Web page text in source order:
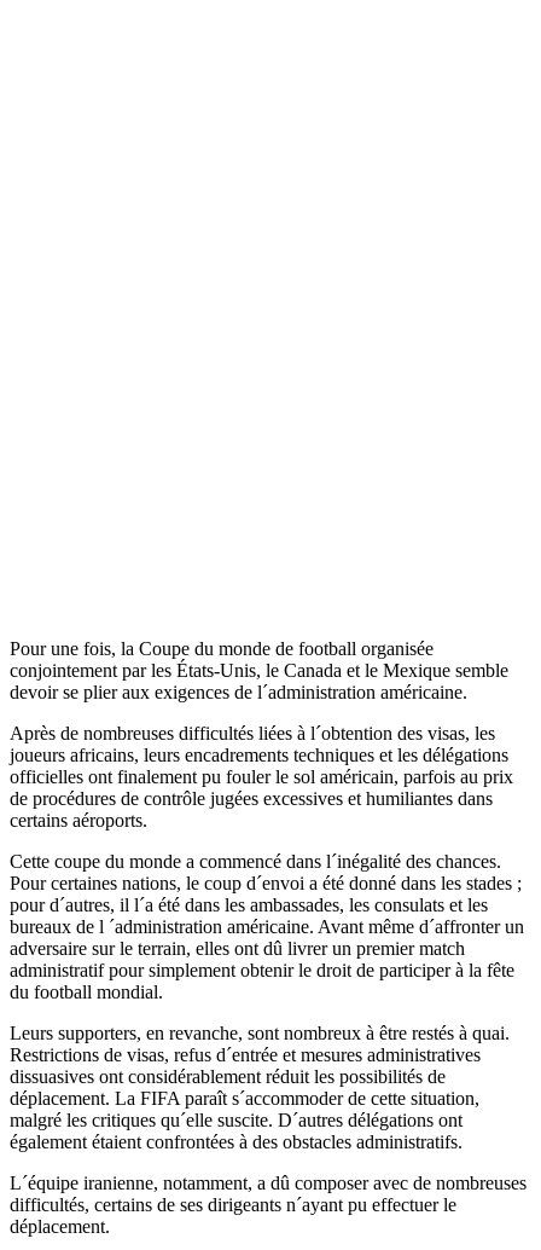
Pour une fois, la Coupe du monde de football organisée
conjointement par les États-Unis, le Canada et le Mexique semble
devoir se plier aux exigences de l´administration américaine.
Après de nombreuses difficultés liées à l´obtention des visas, les
joueurs africains, leurs encadrements techniques et les délégations
officielles ont finalement pu fouler le sol américain, parfois au prix
de procédures de contrôle jugées excessives et humiliantes dans
certains aéroports.
Cette coupe du monde a commencé dans l´inégalité des chances.
Pour certaines nations, le coup d´envoi a été donné dans les stades ;
pour d´autres, il l´a été dans les ambassades, les consulats et les
bureaux de l ´administration américaine. Avant même d´affronter un
adversaire sur le terrain, elles ont dû livrer un premier match
administratif pour simplement obtenir le droit de participer à la fête
du football mondial.
Leurs supporters, en revanche, sont nombreux à être restés à quai.
Restrictions de visas, refus d´entrée et mesures administratives
dissuasives ont considérablement réduit les possibilités de
déplacement. La FIFA paraît s´accommoder de cette situation,
malgré les critiques qu´elle suscite. D´autres délégations ont
également étaient confrontées à des obstacles administratifs.
L´équipe iranienne, notamment, a dû composer avec de nombreuses
difficultés, certains de ses dirigeants n´ayant pu effectuer le
déplacement.